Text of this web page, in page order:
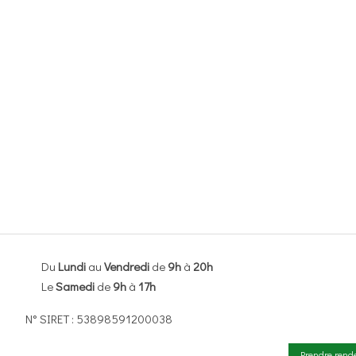
Du Lundi au Vendredi de 9h à 20h
LeSamedi de 9h à 17h
N° SIRET : 53898591200038